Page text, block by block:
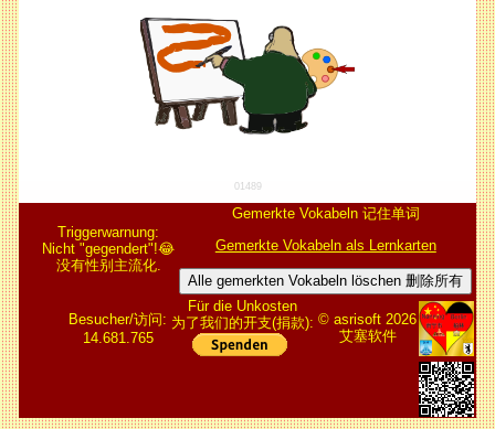
01489
Triggerwarnung:
Nicht "gegendert"!😂
没有性别主流化.
Gemerkte Vokabeln 记住单词
Gemerkte Vokabeln als Lernkarten
Alle gemerkten Vokabeln löschen 删除所有
Besucher/访问:
14.681.765
Für die Unkosten
为了我们的开支(捐款): © asrisoft 2026
艾塞软件